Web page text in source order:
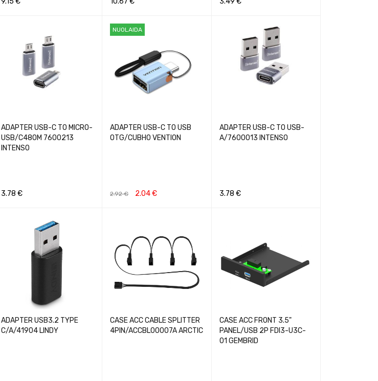
ADAPTER USB-C TO MICRO-
USB/C480M 7600213
INTENSO
3.78 €
NUOLAIDA
ADAPTER USB-C TO USB
OTG/CUBH0 VENTION
2.92€ 2.04€
ADAPTER USB-C TO USB-
A/7600013 INTENSO
3.78 €
ADAPTER USB3.2 TYPE
C/A/41904 LINDY
CASE ACC CABLE SPLITTER
4PIN/ACCBL00007A ARCTIC
CASE ACC FRONT 3.5"
PANEL/USB 2P FDI3-U3C-
01 GEMBRID